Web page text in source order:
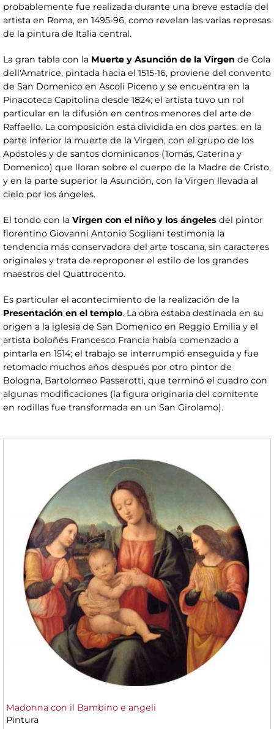
probablemente fue realizada durante una breve estadía del
artista en Roma, en 1495-96, como revelan las varias represas
de la pintura de Italia central.
La gran tabla con la Muerte y Asunción de la Virgen de Cola
dell'Amatrice, pintada hacia el 1515-16, proviene del convento
de San Domenico en Ascoli Piceno y se encuentra en la
Pinacoteca Capitolina desde 1824; el artista tuvo un rol
particular en la difusión en centros menores del arte de
Raffaello. La composición está dividida en dos partes: en la
parte inferior la muerte de la Virgen, con el grupo de los
Apóstoles y de santos dominicanos (Tomás, Caterina y
Domenico) que lloran sobre el cuerpo de la Madre de Cristo,
y en la parte superior la Asunción, con la Virgen llevada al
cielo por los ángeles.
El tondo con la Virgen con el niño y los ángeles del pintor
florentino Giovanni Antonio Sogliani testimonia la
tendencia más conservadora del arte toscana, sin caracteres
originales y trata de reproponer el estilo de los grandes
maestros del Quattrocento.
Es particular el acontecimiento de la realización de la
Presentación en el templo. La obra estaba destinada en su
origen a la iglesia de San Domenico en Reggio Emilia y el
artista boloñés Francesco Francia había comenzado a
pintarla en 1514; el trabajo se interrumpió enseguida y fue
retomado muchos años después por otro pintor de
Bologna, Bartolomeo Passerotti, que terminó el cuadro con
algunas modificaciones (la figura originaria del comitente
en rodillas fue transformada en un San Girolamo).
Madonna con il Bambino e angeli
Pintura